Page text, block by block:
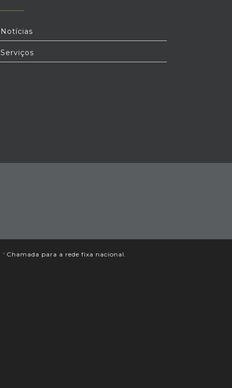
Notícias
Serviços
* Chamada para a rede fixa nacional.